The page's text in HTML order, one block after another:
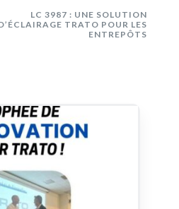
LC 3987 : UNE SOLUTION
TRATO POUR LES
ENTREPÔTS